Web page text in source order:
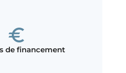
de financement